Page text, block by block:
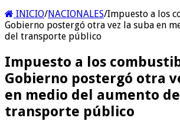
INICIO/NACIONALES/Impuesto a los
Gobierno postergó otra vez la suba en
del transporte público
Impuesto a los
Gobierno postergó otra
en medio del aumento del
transporte público